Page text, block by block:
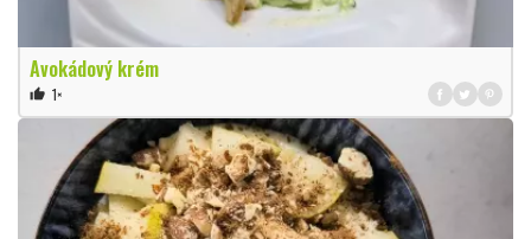
Avokádový krém
thumb_up 1×